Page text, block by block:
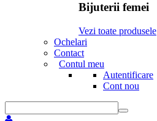
Bijuterii femei
Vezi toate produsele
Ochelari
Contact
Contul meu
Autentificare
Cont nou